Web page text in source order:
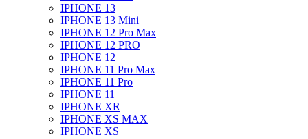
IPHONE 13
IPHONE 13 Mini
IPHONE 12 Pro Max
IPHONE 12 PRO
IPHONE 12
IPHONE 11 Pro Max
IPHONE 11 Pro
IPHONE 11
IPHONE XR
IPHONE XS MAX
IPHONE XS